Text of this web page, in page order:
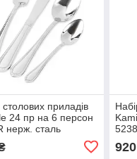
столових приладів
24 пр на 6 персон
нерж. сталь
920